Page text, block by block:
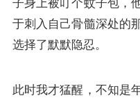
子身上被叮个蚊子包，
于刺入自己骨髓深处的
选择了默默隐忍。
此时我才猛醒，不知是